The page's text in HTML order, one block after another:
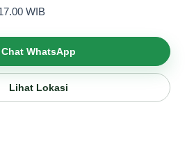
WIB
Chat WhatsApp
Lihat Lokasi